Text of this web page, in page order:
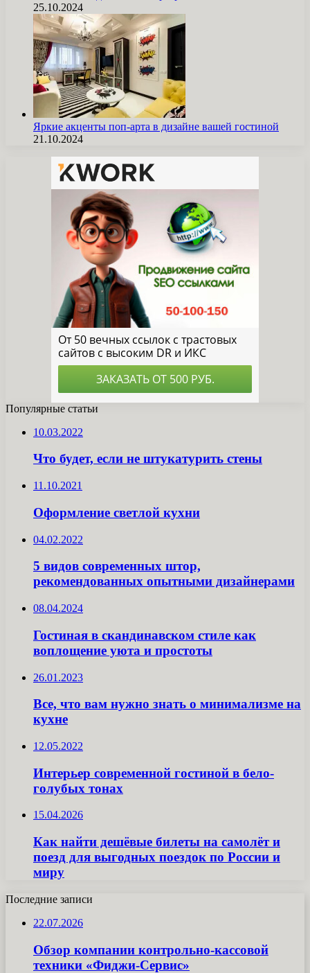
25.10.2024
Яркие акценты поп-арта в дизайне вашей гостиной
21.10.2024
Популярные статьи
10.03.2022
Что будет, если не штукатурить стены
11.10.2021
Оформление светлой кухни
04.02.2022
5 видов современных штор,
рекомендованных опытными дизайнерами
08.04.2024
Гостиная в скандинавском стиле как
воплощение уюта и простоты
26.01.2023
Все, что вам нужно знать о минимализме на
кухне
12.05.2022
Интерьер современной гостиной в бело-
голубых тонах
15.04.2026
Как найти дешёвые билеты на самолёт и
поезд для выгодных поездок по России и
миру
Последние записи
22.07.2026
Обзор компании контрольно-кассовой
техники «Фиджи-Сервис»